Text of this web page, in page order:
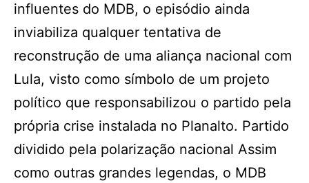
influentes do MDB, o episódio ainda
inviabiliza qualquer tentativa de
reconstrução de uma aliança nacional com
Lula, visto como símbolo de um projeto
político que responsabilizou o partido pela
própria crise instalada no Planalto. Partido
dividido pela polarização nacional Assim
como outras grandes legendas, o MDB